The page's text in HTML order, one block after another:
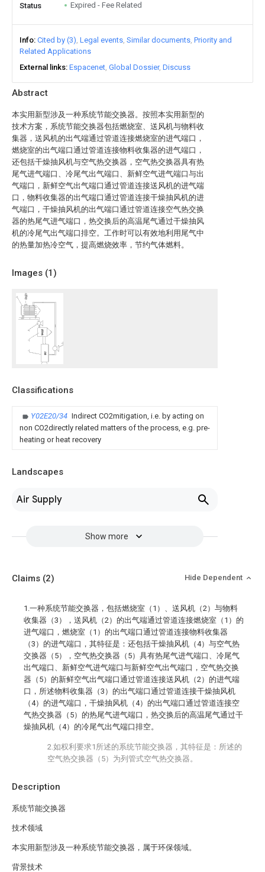
Abstract
本实用新型涉及一种系统节能交换器。按照本实用新型的
技术方案，系统节能交换器包括燃烧室、送风机与物料收
集器，送风机的出气端通过管道连接燃烧室的进气端口，
燃烧室的出气端口通过管道连接物料收集器的进气端口，
还包括干燥抽风机与空气热交换器，空气热交换器具有热
尾气进气端口、冷尾气出气端口、新鲜空气进气端口与出
气端口，新鲜空气出气端口通过管道连接送风机的进气端
口，物料收集器的出气端口通过管道连接干燥抽风机的进
气端口，干燥抽风机的出气端口通过管道连接空气热交换
器的热尾气进气端口，热交换后的高温尾气通过干燥抽风
机的冷尾气出气端口排空。工作时可以有效地利用尾气中
的热量加热冷空气，提高燃烧效率，节约气体燃料。
Images (1)
Classifications
Y02E20/34 Indirect CO2mitigation, i.e. by acting on
non CO2directly related matters of the process, e.g. pre-
heating or heat recovery
Landscapes
Air Supply
Show more
Status Expired - Fee Related
Info Cited by (3) Legal events Similar documents Priority and
Related Applications
External links Espacenet Global Dossier Discuss
Description
系统节能交换器
技术领域
本实用新型涉及一种系统节能交换器，属于环保领域。
背景技术
Claims (2) Hide Dependent
1.一种系统节能交换器，包括燃烧室（1）、送风机（2）与物料
收集器（3），送风机（2）的出气端通过管道连接燃烧室（1）的
进气端口，燃烧室（1）的出气端口通过管道连接物料收集器
（3）的进气端口，其特征是：还包括干燥抽风机（4）与空气热
交换器（5），空气热交换器（5）具有热尾气进气端口、冷尾气
出气端口、新鲜空气进气端口与新鲜空气出气端口，空气热交换
器（5）的新鲜空气出气端口通过管道连接送风机（2）的进气端
口，所述物料收集器（3）的出气端口通过管道连接干燥抽风机
（4）的进气端口，干燥抽风机（4）的出气端口通过管道连接空
气热交换器（5）的热尾气进气端口，热交换后的高温尾气通过干
燥抽风机（4）的冷尾气出气端口排空。
2.如权利要求1所述的系统节能交换器，其特征是：所述的
空气热交换器（5）为列管式空气热交换器。